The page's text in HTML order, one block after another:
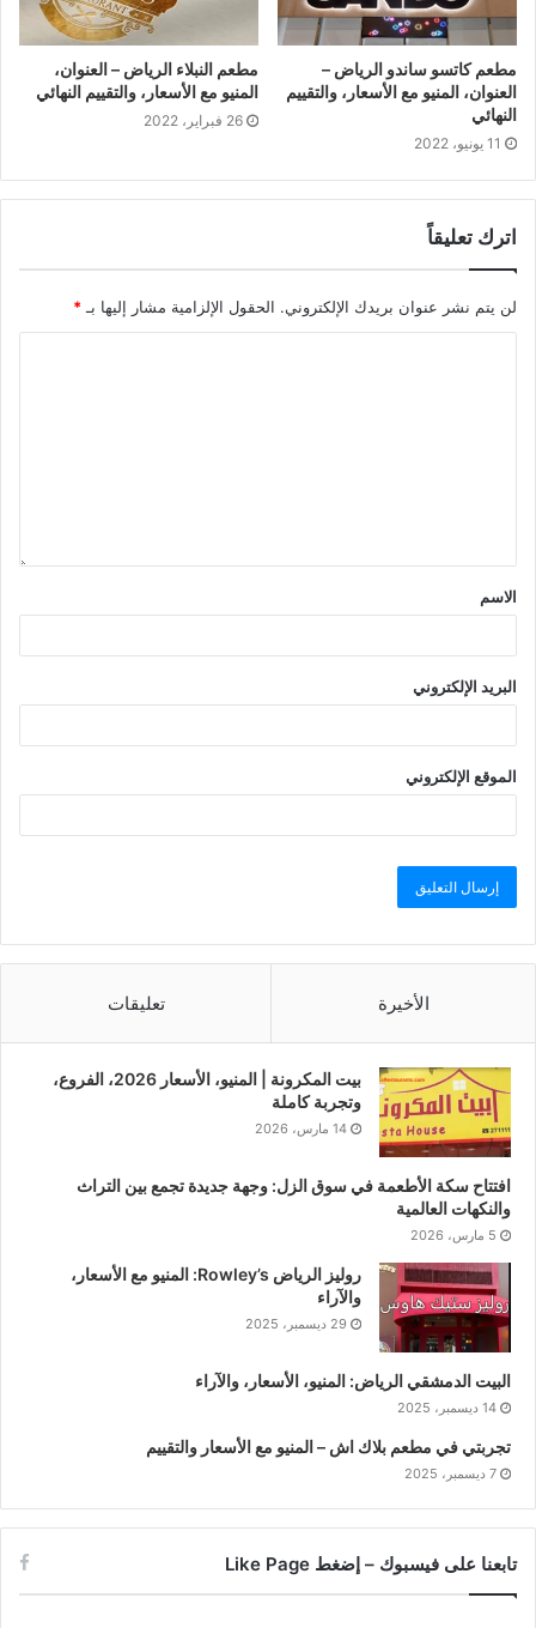
مطعم كاتسو ساندو الرياض –
العنوان، المنيو مع الأسعار، والتقييم
النهائي
11 يونيو، 2022
مطعم النبلاء الرياض – العنوان،
المنيو مع الأسعار، والتقييم النهائي
26 فبراير، 2022
اترك تعليقاً
لن يتم نشر عنوان بريدك الإلكتروني. الحقول الإلزامية مشار إليها بـ *
الاسم
البريد الإلكتروني
الموقع الإلكتروني
الأخيرة تعليقات
بيت المكرونة | المنيو، الأسعار 2026، الفروع،
وتجربة كاملة
14 مارس، 2026
افتتاح سكة الأطعمة في سوق الزل: وجهة جديدة تجمع بين التراث
والنكهات العالمية
5 مارس، 2026
روليز الرياض Rowley’s: المنيو مع الأسعار،
والآراء
29 ديسمبر، 2025
البيت الدمشقي الرياض: المنيو، الأسعار، والآراء
14 ديسمبر، 2025
تجربتي في مطعم بلاك اش – المنيو مع الأسعار والتقييم
7 ديسمبر، 2025
تابعنا على فيسبوك – إضغط Like Page